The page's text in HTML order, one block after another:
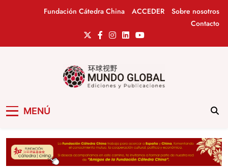
Fundación Cátedra China ACCEDER
Sobre nosotros
Contacto
MENÚ